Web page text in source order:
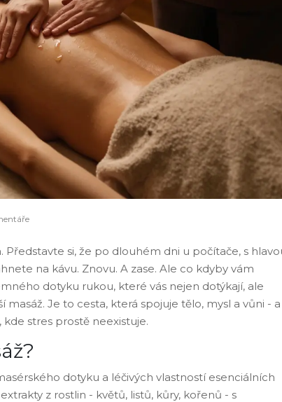
si, že po dlouhém dni u počítače, s
na kávu. Znovu. A zase. Ale co kdyby vám
dotyku rukou, které vás nejen dotýkají, ale
Je to cesta, která spojuje tělo, mysl a vůni - a
stres prostě neexistuje.
dotyku a léčivých vlastností esenciálních
z rostlin - květů, listů, kůry, kořenů - s